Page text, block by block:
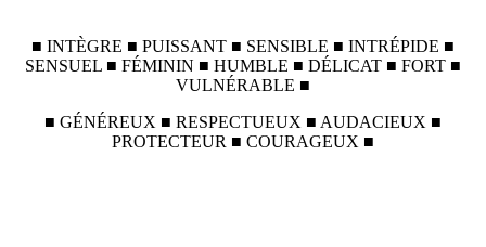
■ INTÈGRE ■ PUISSANT ■ SENSIBLE ■ INTRÉPIDE ■
SENSUEL ■ FÉMININ ■ HUMBLE ■ DÉLICAT ■ FORT ■
VULNÉRABLE ■
■ GÉNÉREUX ■ RESPECTUEUX ■ AUDACIEUX ■
PROTECTEUR ■ COURAGEUX ■